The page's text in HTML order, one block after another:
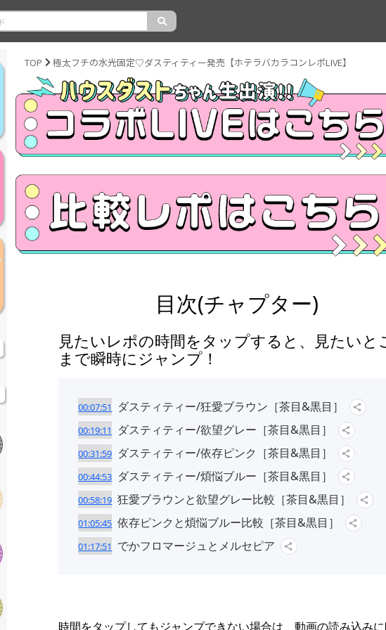
TOP 極太フチの水光固定♡ダスティティー発売【ホテラバカラコンレポLIVE】
目次(チャプター)
見たいレポの時間をタップすると、見たいと
まで瞬時にジャンプ！
00:07:51 ダスティティー/狂愛ブラウン［茶目&黒目］
00:19:11 ダスティティー/欲望グレー［茶目&黒目］
00:31:59 ダスティティー/依存ピンク［茶目&黒目］
00:44:53 ダスティティー/煩悩ブルー［茶目&黒目］
00:58:19 狂愛ブラウンと欲望グレー比較［茶目&黒目］
01:05:45 依存ピンクと煩悩ブルー比較［茶目&黒目］
01:17:51 でかフロマージュとメルセピア
時間をタップしてもジャンプできない場合は、動画の読み込み